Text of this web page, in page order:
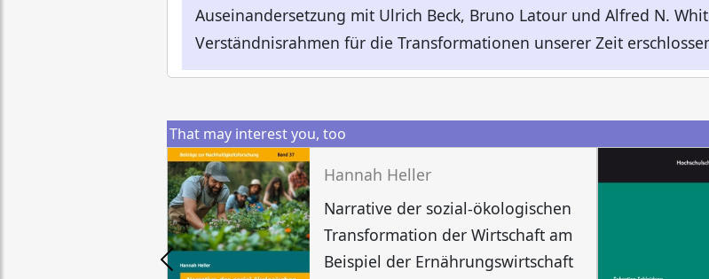
Auseinandersetzung mit Ulrich Beck, Bruno Latour und Alfred N.
Verständnisrahmen für die Transformationen unserer Zeit
That may interest you, too
Hannah Heller
Narrative der sozial-ökologischen
Transformation der Wirtschaft am
Beispiel der Ernährungswirtschaft